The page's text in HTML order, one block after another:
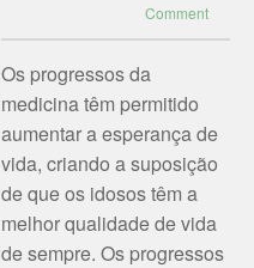
Comment
Os progressos da
medicina têm permitido
aumentar a esperança de
vida, criando a suposição
de que os idosos têm a
melhor qualidade de vida
de sempre. Os progressos